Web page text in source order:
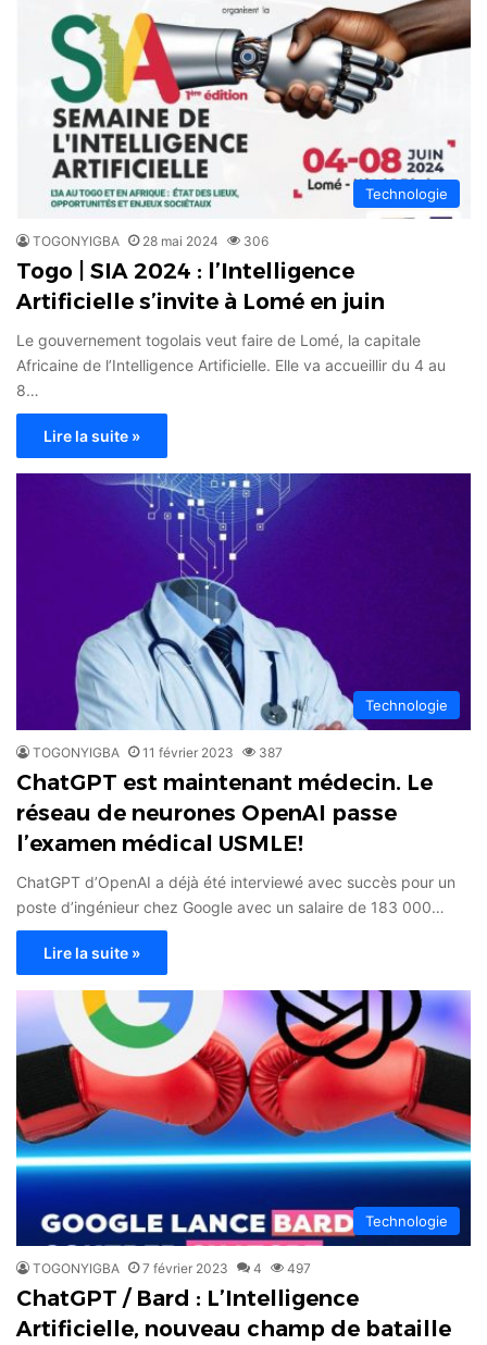
Technologie
TOGONYIGBA 28 mai 2024 306
Togo | SIA 2024 : l’Intelligence
Artificielle s’invite à Lomé en juin
Le gouvernement togolais veut faire de Lomé, la capitale
Africaine de l’Intelligence Artificielle. Elle va accueillir du 4 au
8…
Lire la suite »
Technologie
TOGONYIGBA 11 février 2023 387
ChatGPT est maintenant médecin. Le
réseau de neurones OpenAI passe
l’examen médical USMLE!
ChatGPT d’OpenAI a déjà été interviewé avec succès pour un
poste d’ingénieur chez Google avec un salaire de 183 000…
Lire la suite »
Technologie
TOGONYIGBA 7 février 2023 4 497
ChatGPT / Bard : L’Intelligence
Artificielle, nouveau champ de bataille